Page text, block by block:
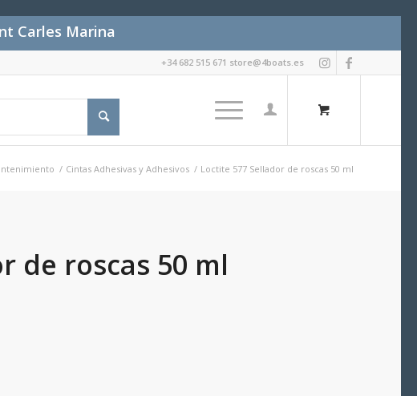
Carles Marina
+34 682 515 671 store@4boats.es
/ Cintas Adhesivas y Adhesivos / Loctite 577 Sellador de roscas 50 ml
de roscas 50 ml